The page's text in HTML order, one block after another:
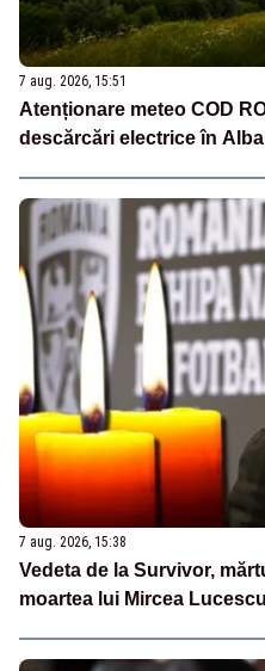
7 aug. 2026, 15:51
Atenționare meteo COD
descărcări electrice în
7 aug. 2026, 15:38
Vedeta de la Survivor,
moartea lui Mircea